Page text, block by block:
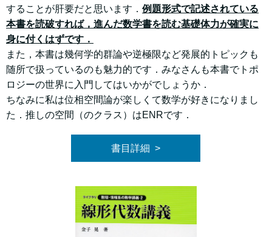
することが肝要だと思います． 例題形式で記述されている
本書を読破すれば，進んだ数学書を読む基礎体力が確実に
身に付くはずです．
また，本書は幾何学的群論や逆極限など発展的トピックも
随所で扱っているのも魅力的です．みなさんも本書でトポ
ロジーの世界に入門してはいかがでしょうか．
ちなみに私は位相空間論が楽しくて数学が好きになりまし
た．推しの空間（のクラス）はENRです．
書目詳細